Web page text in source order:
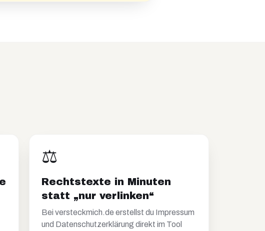
⚖️
Rechtstexte in Minuten
statt „nur verlinken“
Bei versteckmich.de erstellst du Impressum
und Datenschutzerklärung direkt im Tool